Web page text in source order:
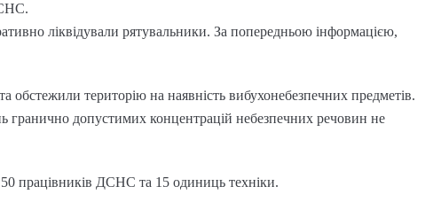
ліквідували рятувальники. За попередньою інформацією,
територію на наявність вибухонебезпечних предметів.
гранично допустимих концентрацій небезпечних речовин не
50 працівників ДСНС та 15 одиниць техніки.